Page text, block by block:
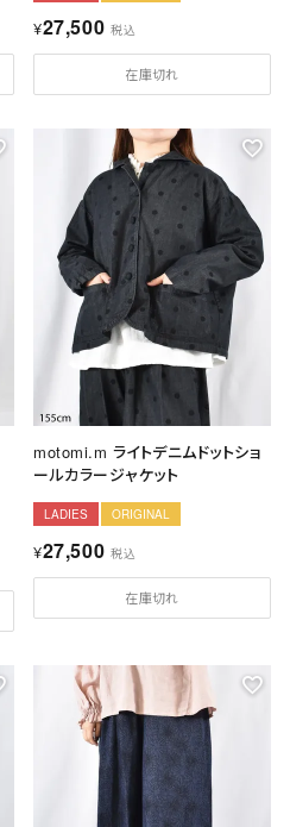
¥27,500 税込
在庫切れ
motomi.m ライトデニムドットショ
ールカラージャケット
LADIES ORIGINAL
¥27,500 税込
在庫切れ